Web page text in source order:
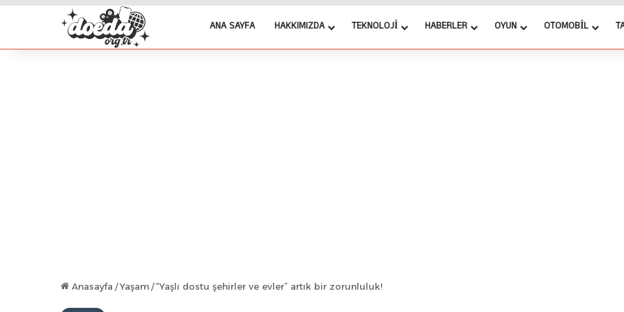
ANA SAYFA HAKKIMIZDA TEKNOLOJI HABERLER OYUN OTOMOBIL
Anasayfa /Yaşam /“Yaşlı dostu şehirler ve evler” artık bir zorunluluk!